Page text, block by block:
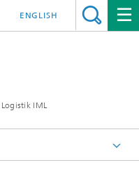
IML
ENGLISH